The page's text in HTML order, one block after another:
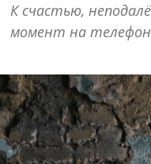
К счастью,
момент на